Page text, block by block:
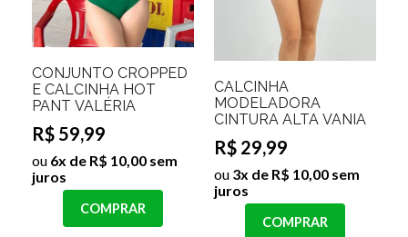
CONJUNTO CROPPED
E CALCINHA HOT
PANT VALÉRIA
R$ 59,99
ou 6x de R$ 10,00 sem
juros
COMPRAR
CALCINHA
MODELADORA
CINTURA ALTA VANIA
R$ 29,99
ou 3x de R$ 10,00 sem
juros
COMPRAR